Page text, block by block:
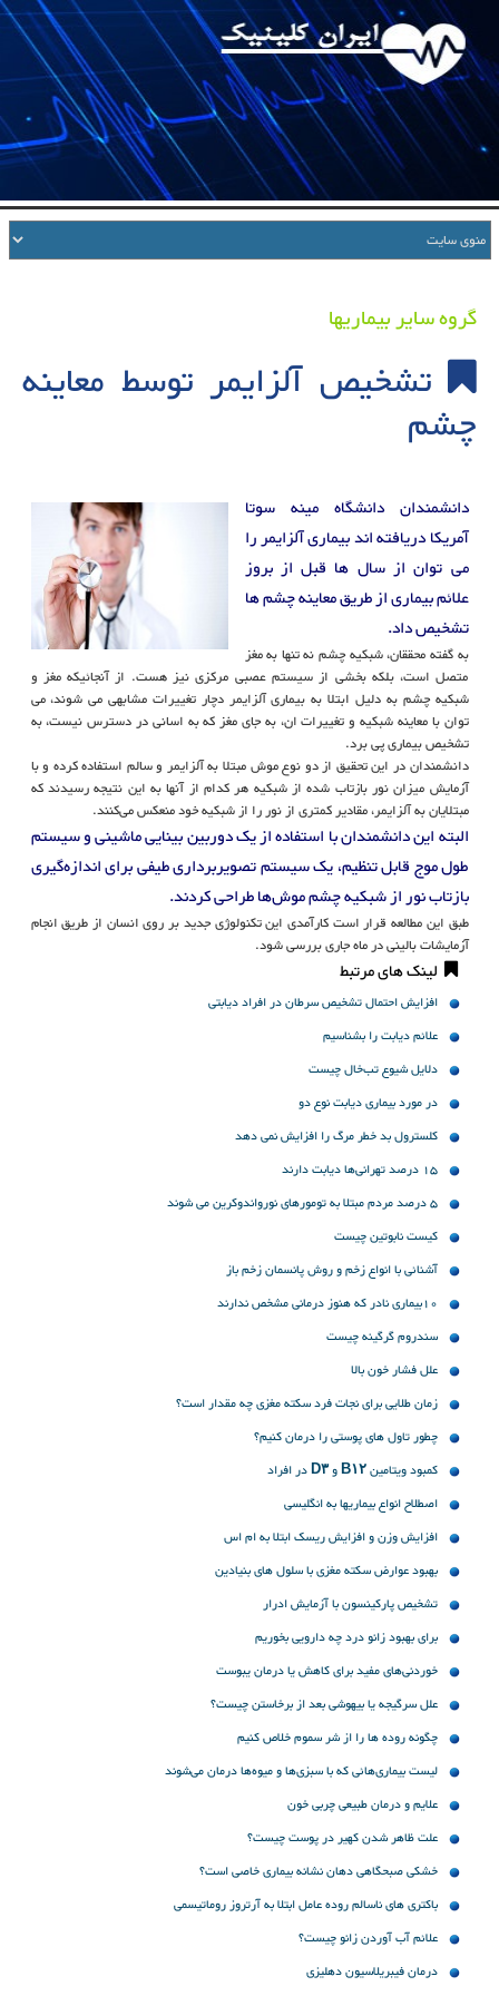
گروه سایر بیماریها
تشخیص آلزایمر توسط معاینه
چشم
دانشمندان دانشگاه مینه سوتا
آمریکا دریافته اند بیماری آلزایمر را
می توان از سال ها قبل از بروز
علائم بیماری از طریق معاینه چشم ها
تشخیص داد.
به گفته محققان، شبکیه چشم نه تنها به مغز
متصل است، بلکه بخشی از سیستم عصبی مرکزی نیز هست. از آنجائیکه مغز و
شبکیه چشم به دلیل ابتلا به بیماری آلزایمر دچار تغییرات مشابهی می شوند، می
توان با معاینه شبکیه و تغییرات ان، به جای مغز که به اسانی در دسترس نیست، به
تشخیص بیماری پی برد.
دانشمندان در این تحقیق از دو نوع موش مبتلا به آلزایمر و سالم استفاده کرده و با
آزمایش میزان نور بازتاب شده از شبکیه هر کدام از آنها به این نتیجه رسیدند که
مبتلایان به آلزایمر، مقادیر کمتری از نور را از شبکیه خود منعکس می‌کنند.
البته این دانشمندان با استفاده از یک دوربین بینایی ماشینی و سیستم
طول‌ موج قابل تنظیم، یک سیستم تصویربرداری طیفی برای اندازه‌گیری
بازتاب نور از شبکیه چشم موش‌ها طراحی کردند.
طبق این مطالعه قرار است کارآمدی این تکنولوژی جدید بر روی انسان از طریق انجام
آزمایشات بالینی در ماه جاری بررسی شود.
لینک های مرتبط
افزایش احتمال تشخیص سرطان در افراد دیابتی
علائم دیابت را بشناسیم
دلایل شیوع تب‌خال چیست
در مورد بیماری دیابت نوع دو
کلسترول بد خطر مرگ را افزایش نمی دهد
15 درصد تهرانی‌ها دیابت دارند
۵ درصد مردم مبتلا به تومورهای نورواندوکرین می شوند
کیست نابوتین چیست
آشنائی با انواع زخم و روش پانسمان زخم باز
10بیماری نادر که هنوز درمانی مشخص ندارند
سندروم گرگینه چیست
علل فشار خون بالا
زمان طلایی برای نجات فرد سکته مغزی چه مقدار است؟
چطور تاول های پوستی را درمان کنیم؟
کمبود ویتامین B۱۲ و D۳ در افراد
اصطلاح انواع بیماریها به انگلیسی
افزایش وزن و افزایش ریسک ابتلا به ام اس
بهبود عوارض سکته مغزی با سلول های بنیادین
تشخیص پارکینسون با آزمایش ادرار
برای بهبود زانو درد چه دارویی بخوریم
خوردنی‌های مفید برای کاهش یا درمان یبوست
علل سرگیجه‌ یا بیهوشی بعد از برخاستن چیست؟
چگونه روده ها را از شر سموم خلاص کنیم
لیست بیماری‌هائی که با سبزی‌ها و میوه‌ها درمان می‌شوند
علایم و درمان طبیعی چربی خون
علت ظاهر شدن کهیر در پوست چیست؟
خشکی صبحگاهی دهان نشانه بیماری خاصی است؟
باکتری های ناسالم روده عامل ابتلا به آرتروز روماتیسمی
علائم آب آوردن زانو چیست؟
درمان فیبریلاسیون دهلیزی